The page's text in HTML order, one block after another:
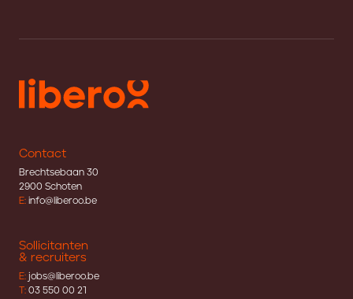
Contact
Brechtsebaan 30
2900 Schoten
E: info@liberoo.be
Sollicitanten
& recruiters
E: jobs@liberoo.be
T: 03 550 00 21